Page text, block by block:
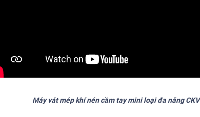
Máy vát mép khí nén cầm tay mini loại đa năng